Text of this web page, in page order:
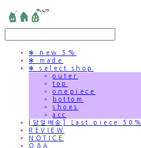
✻ new 5%
✻ made
✻ select shop
outer
top
onepiece
bottom
shoes
acc
[당일배송] Last piece 50%
REVIEW
NOTICE
Q&A